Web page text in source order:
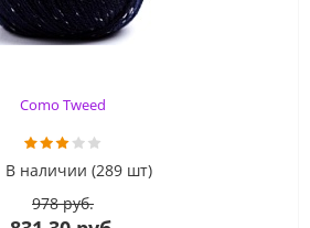
Como Tweed
В наличии (289 шт)
978 руб.